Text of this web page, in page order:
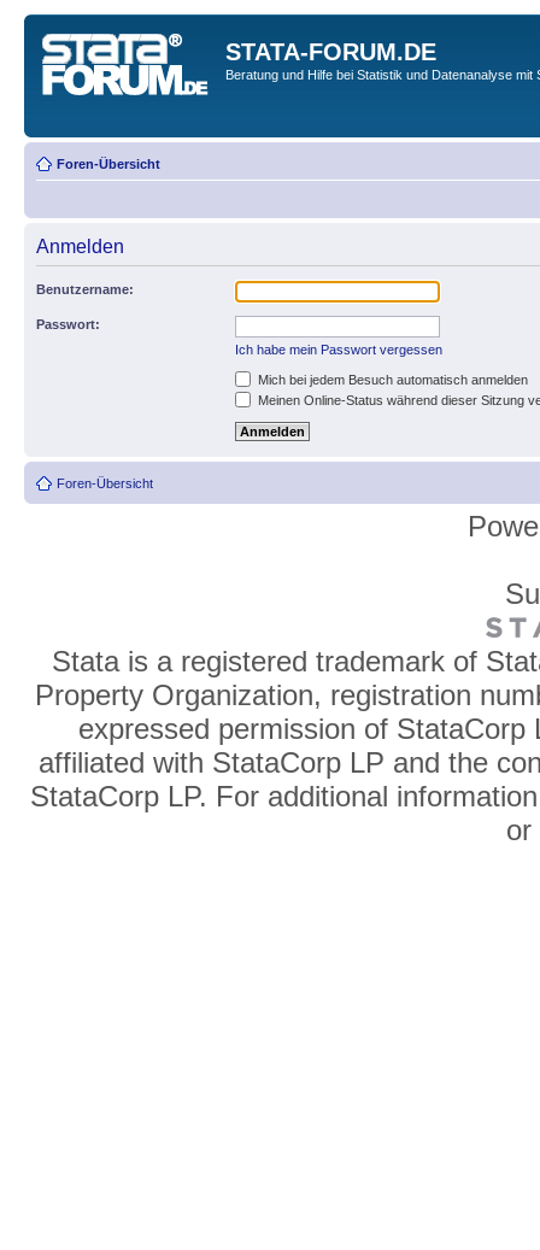
STATA-FORUM.DE
Beratung und Hilfe bei Statistik und Datenanalyse mit
Foren-Übersicht
Anmelden
Benutzername:
Passwort:
Ich habe mein Passwort vergessen
Mich bei jedem Besuch automatisch anmelden
Meinen Online-Status während dieser Sitzung
Foren-Übersicht
Stata is a registered trademark of
Property Organization, registration
expressed permission of
affiliated with StataCorp LP and the
StataCorp LP. For additional
or